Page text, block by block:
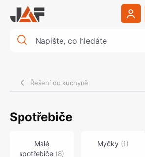
Řešení do kuchyně
Spotřebiče
Malé
spotřebiče(8)
Myčky (1)